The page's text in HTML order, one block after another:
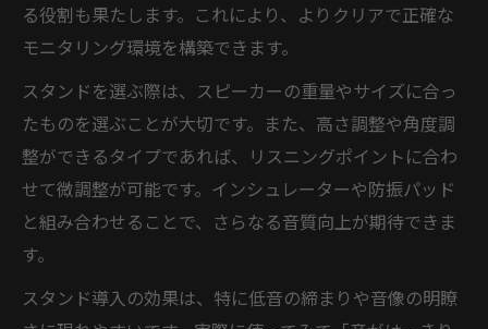
る役割も果たします。これにより、よりクリアで正確な
モニタリング環境を構築できます。
スタンドを選ぶ際は、スピーカーの重量やサイズに合っ
たものを選ぶことが大切です。また、高さ調整や角度調
整ができるタイプであれば、リスニングポイントに合わ
せて微調整が可能です。インシュレーターや防振パッド
と組み合わせることで、さらなる音質向上が期待できま
す。
スタンド導入の効果は、特に低音の締まりや音像の明瞭